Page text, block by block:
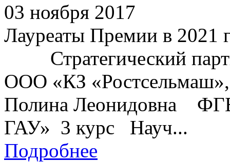
03 ноября 2017
Лауреаты Премии в 2021
Стратегический
ООО «КЗ
Полина Леонидовна
ГАУ» 3 курс Науч...
Подробнее